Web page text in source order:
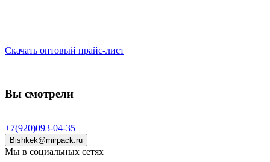
Скачать оптовый прайс-лист
Вы смотрели
+7(920)093-04-35
Bishkek@mirpack.ru
Мы в социальных сетях